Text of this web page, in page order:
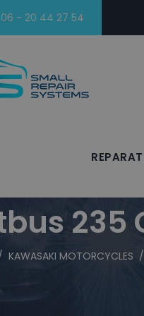
06 - 20 44 27 54
235
KAWASAKI MOTORCYCLES /